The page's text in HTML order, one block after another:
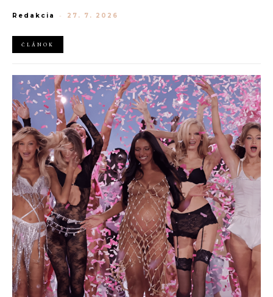
a v San Franciscu pripravujú prvú veľkú americkú retrospektívu
Redakcia - 27. 7. 2026
ČLÁNOK